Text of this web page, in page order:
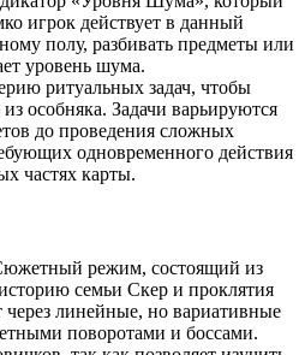
игрок действует в данный
полу, разбивать предметы или
уровень шума.
ритуальных задач, чтобы
особняка. Задачи варьируются
до проведения сложных
одновременного действия
частях карты.
режим, состоящий из
семьи Скер и проклятия
через линейные, но вариативные
поворотами и боссами.